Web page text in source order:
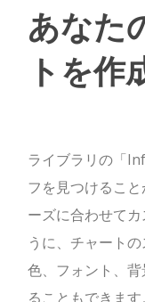
あなた
トを作
ライブラリの「
フを見つけるこ
ーズに合わせて
うに、チャート
色、フォント、
ることもできま